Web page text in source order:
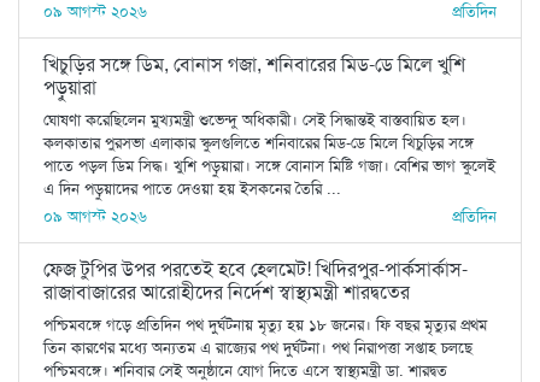
০৯ আগস্ট ২০২৬
প্রতিদিন
খিচুড়ির সঙ্গে ডিম, বোনাস গজা, শনিবারের মিড-ডে মিলে খুশি
পড়ুয়ারা
ঘোষণা করেছিলেন মুখ্যমন্ত্রী শুভেন্দু অধিকারী। সেই সিদ্ধান্তই বাস্তবায়িত হল।
কলকাতার পুরসভা এলাকার স্কুলগুলিতে শনিবারের মিড-ডে মিলে খিচুড়ির সঙ্গে
পাতে পড়ল ডিম সিদ্ধ। খুশি পড়ুয়ারা। সঙ্গে বোনাস মিষ্টি গজা। বেশির ভাগ স্কুলেই
এ দিন পড়ুয়াদের পাতে দেওয়া হয় ইসকনের তৈরি ...
০৯ আগস্ট ২০২৬
প্রতিদিন
ফেজ টুপির উপর পরতেই হবে হেলমেট! খিদিরপুর-পার্কসার্কাস-
রাজাবাজারের আরোহীদের নির্দেশ স্বাস্থ্যমন্ত্রী শারদ্বতের
পশ্চিমবঙ্গে গড়ে প্রতিদিন পথ দুর্ঘটনায় মৃত‌্যু হয় ১৮ জনের। ফি বছর মৃত‌্যুর প্রথম
তিন কারণের মধ্যে অন‌্যতম এ রাজ্যের পথ দুর্ঘটনা। পথ নিরাপত্তা সপ্তাহ চলছে
পশ্চিমবঙ্গে। শনিবার সেই অনুষ্ঠানে যোগ দিতে এসে স্বাস্থ‌্যমন্ত্রী ডা. শারদ্বত